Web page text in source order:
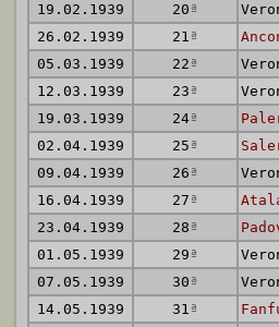
19.02.1939
20 ª
26.02.1939
21 ª
05.03.1939
22 ª
12.03.1939
23 ª
19.03.1939
24ª
02.04.1939
25 ª
09.04.1939
26 ª
16.04.1939
27 ª
23.04.1939
28 ª
01.05.1939
29 ª
07.05.1939
30 ª
14.05.1939
31 ª